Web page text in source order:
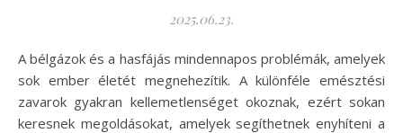
2025.06.23.
A bélgázok és a hasfájás mindennapos problémák, amelyek
sok ember életét megnehezítik. A különféle emésztési
zavarok gyakran kellemetlenséget okoznak, ezért sokan
keresnek megoldásokat, amelyek segíthetnek enyhíteni a